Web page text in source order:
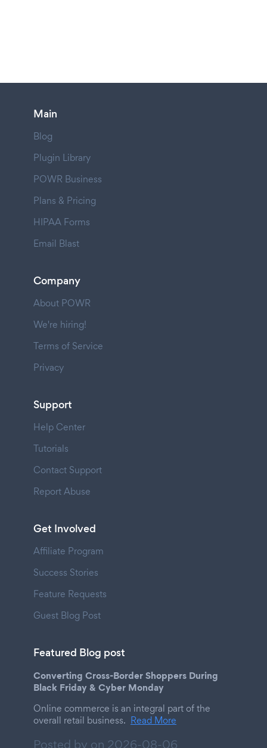
Main
Blog
Plugin Library
POWR Business
Plans & Pricing
HIPAA Forms
Email Blast
Company
About POWR
We're hiring!
Terms of Service
Privacy
Support
Help Center
Tutorials
Contact Support
Report Abuse
Get Involved
Affiliate Program
Success Stories
Feature Requests
Guest Blog Post
Featured Blog post
Converting Cross-Border Shoppers During
Black Friday & Cyber Monday
Online commerce is an integral part of the
overall retail business. Read More
Posted by on 2026-08-06